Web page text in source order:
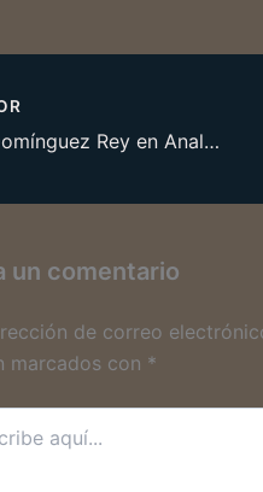
Antonio Domínguez Rey en Analecta Husserliana
un comentario
de correo
marcados con *